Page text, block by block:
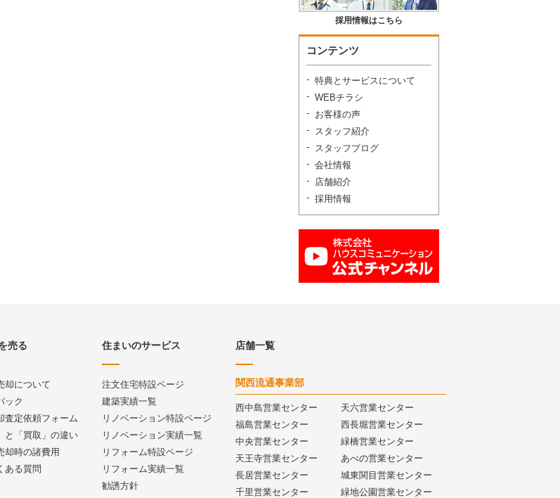
採用情報はこちら
コンテンツ
特典とサービスについて
WEBチラシ
お客様の声
スタッフ紹介
スタッフブログ
会社情報
店舗紹介
採用情報
売る
却について
ック
査定依頼フォーム
と「買取」の違い
却時の諸費用
ある質問
住まいのサービス
注文住宅特設ページ
建築実績一覧
リノベーション特設ページ
リノベーション実績一覧
リフォーム特設ページ
リフォーム実績一覧
勧誘方針
店舗一覧
関西流通事業部
西中島営業センター
天六営業センター
福島営業センター
西長堀営業センター
中央営業センター
緑橋営業センター
天王寺営業センター
あべの営業センター
長居営業センター
城東関目営業センター
千里営業センター
緑地公園営業センター